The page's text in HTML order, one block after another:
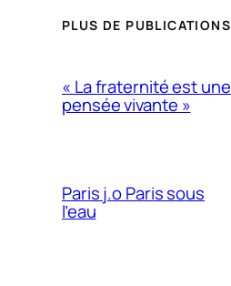
PLUS DE PUBLICATIONS
« La fraternité est une
pensée vivante »
Paris j.o Paris sous
l’eau